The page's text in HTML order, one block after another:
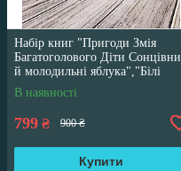
Набір книг "Пригоди Змія
Багатоголового Діти Сонцівни
й молодильні яблука","Білі
перлини для Білої Королеви"
В наявності
799 ₴ 900 ₴
Купити